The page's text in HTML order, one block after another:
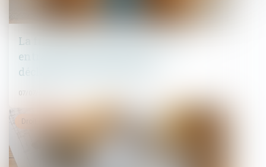
La fraude à la communauté de vie
entraîne l’annulation de la
déclaration de nationalité
07/07/2025
Droit immobilier